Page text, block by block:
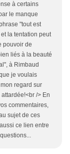
à certains
le manque
"tout est
la tentation peut
pouvoir de
liés à la beauté
à Rimbaud
je voulais
regard sur
/> En
commentaires,
sujet de ces
ce lien entre